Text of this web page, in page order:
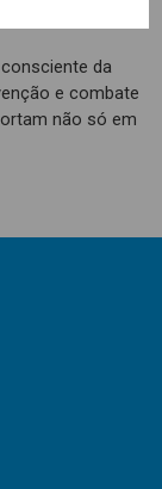
da
e combate
não só em